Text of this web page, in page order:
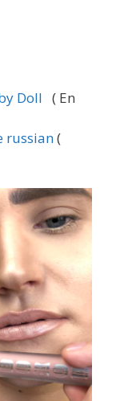
Doll ( En
russian(